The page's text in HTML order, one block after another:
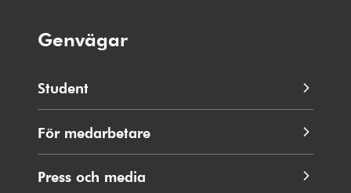
Genvägar
Student
För medarbetare
Press och media